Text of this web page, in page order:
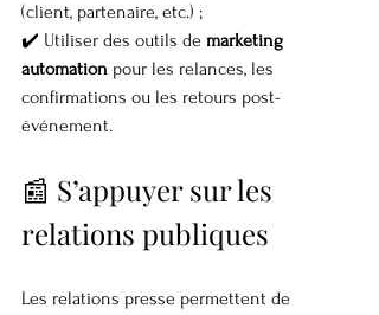
(client, partenaire, etc.) ;
✔️ Utiliser des outils de marketing
automation pour les relances, les
confirmations ou les retours post-
événement.
📰 S’appuyer sur les
relations publiques
Les relations presse permettent de